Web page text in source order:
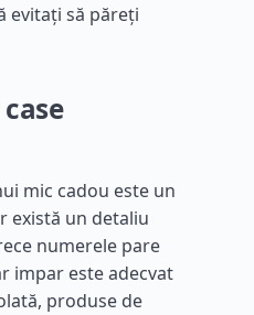
evitați să păreți
mic cadou este un
există un detaliu
numerele pare
impar este adecvat
produse de